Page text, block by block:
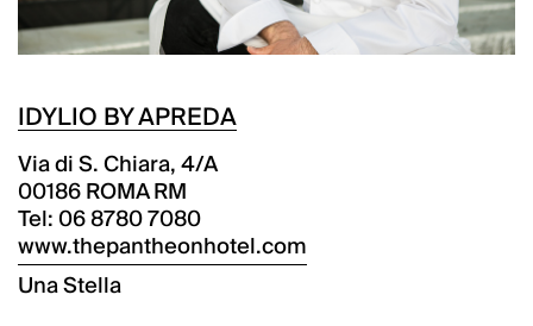
IDYLIO BY APREDA
Via di S. Chiara, 4/A
00186 ROMA RM
Tel: 06 8780 7080
www.thepantheonhotel.com
Una Stella